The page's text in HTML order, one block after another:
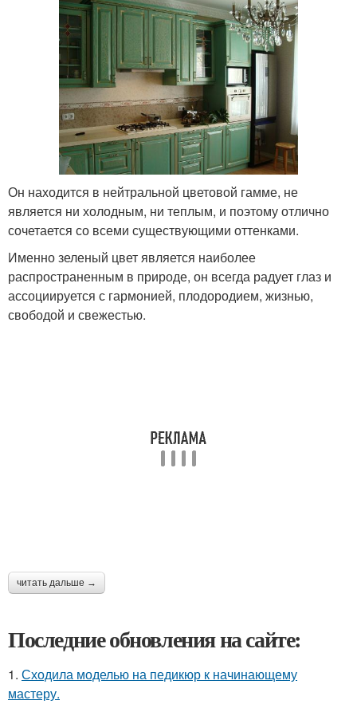
Он находится в нейтральной цветовой гамме, не
является ни холодным, ни теплым, и поэтому отлично
сочетается со всеми существующими оттенками.
Именно зеленый цвет является наиболее
распространенным в природе, он всегда радует глаз и
ассоциируется с гармонией, плодородием, жизнью,
свободой и свежестью.
читать дальше →
Последние обновления на сайте:
1. Сходила моделью на педикюр к начинающему
мастеру.